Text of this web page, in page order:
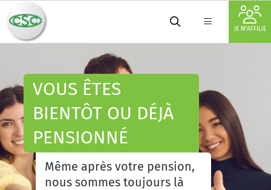
JE M'AFFILIE
VOUS ÊTES
BIENTÔT OU DÉJÀ
PENSIONNÉ
Même après votre pension,
nous sommes toujours là